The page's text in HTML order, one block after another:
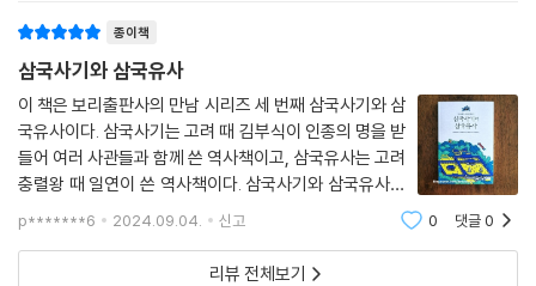
종이책
삼국사기와 삼국유사
이 책은 보리출판사의 만남 시리즈 세 번째 삼국사기와 삼
국유사이다. 삼국사기는 고려 때 김부식이 인종의 명을 받
들어 여러 사관들과 함께 쓴 역사책이고, 삼국유사는 고려
충렬왕 때 일연이 쓴 역사책이다. 삼국사기와 삼국유사가
한 권에 묶여 두 가지를 연결해 읽으면 좋을 것 같다. 삼국
사기는 고조선부터 고구려, 백제, 신라, 가야의 건국 신화
이야기로 삼국의 정치적 흥망과 변
p*******6 2024.09.04. 신고 0 댓글0
리뷰 전체보기